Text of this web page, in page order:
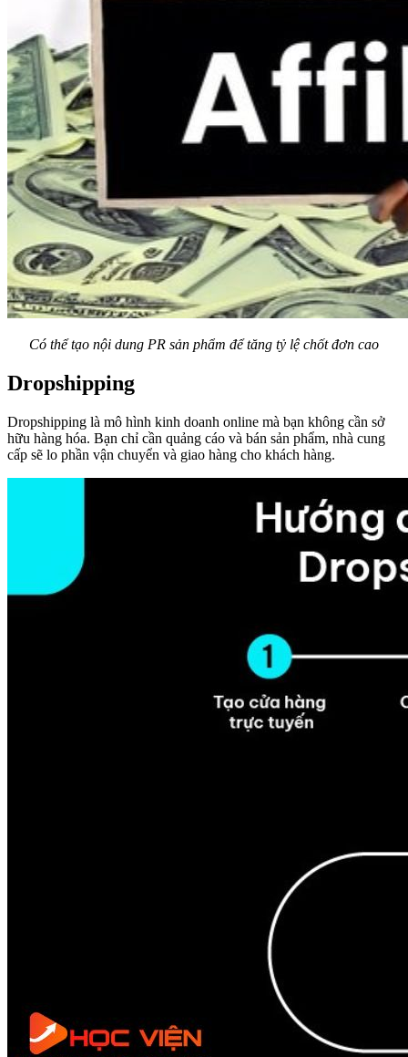
Có thể tạo nội dung PR sản phẩm để tăng tỷ lệ chốt đơn cao
Dropshipping
Dropshipping là mô hình kinh doanh online mà bạn không cần sở
hữu hàng hóa. Bạn chỉ cần quảng cáo và bán sản phẩm, nhà cung
cấp sẽ lo phần vận chuyển và giao hàng cho khách hàng.